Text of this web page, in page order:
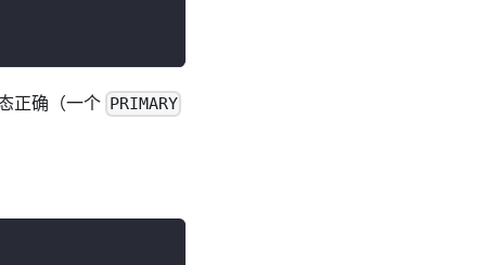
正确（一个 PRIMARY